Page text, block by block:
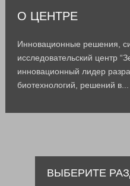
О ЦЕНТРЕ
Инновационные решения,
исследовательский центр
инновационный лидер
биотехнологий, решений в...
ВЫБЕРИТЕ